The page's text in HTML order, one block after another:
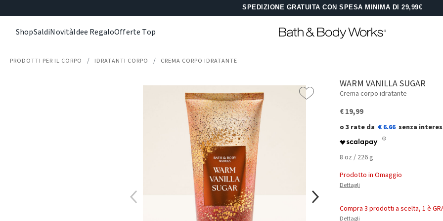
SPEDIZIONE GRATUITA CON SPESA MINIMA DI 29,99€
ShopSaldiNovitàIdee RegaloOfferte Top
PRODOTTI PER IL CORPO IDRATANTI CORPO CREMA CORPO IDRATANTE
WARM VANILLA SUGAR
Crema corpo idratante
€ 19,99
€ 6.66
8 oz / 226 g
Prodotto in Omaggio
Dettagli
Compra 3 prodotti a scelta, 1 è
Dettagli